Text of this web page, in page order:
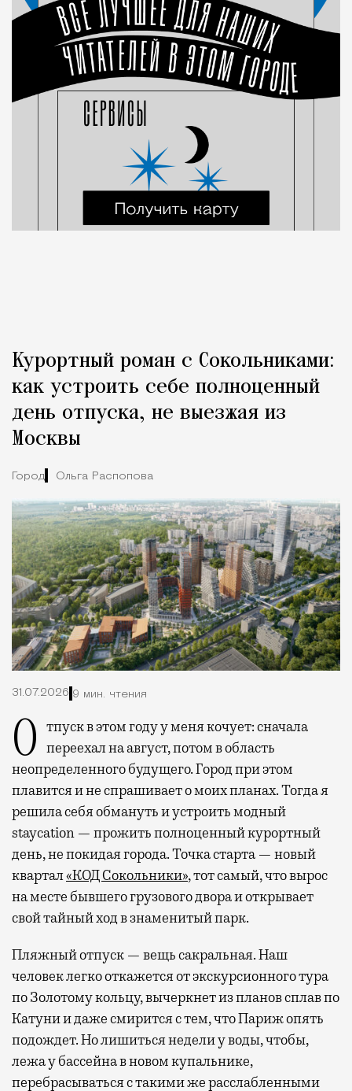
Курортный роман с Сокольниками:
как устроить себе полноценный
день отпуска, не выезжая из
Москвы
Город Ольга Распопова
31.07.2026 9 мин. чтения
Отпуск в этом году у меня кочует: сначала переехал на август, потом в область
неопределенного будущего. Город при этом
плавится и не спрашивает о моих планах. Тогда я
решила себя обмануть и устроить модный
staycation — прожить полноценный курортный
день, не покидая города. Точка старта — новый
квартал«КОД Сокольники», тот самый, что вырос
на месте бывшего грузового двора и открывает
свой тайный ход в знаменитый парк.
Пляжный отпуск — вещь сакральная. Наш
человек легко откажется от экскурсионного тура
по Золотому кольцу, вычеркнет из планов сплав по
Катуни и даже смирится с тем, что Париж опять
подождет. Но лишиться недели у воды, чтобы,
лежа у бассейна в новом купальнике,
перебрасываться с такими же расслабленными